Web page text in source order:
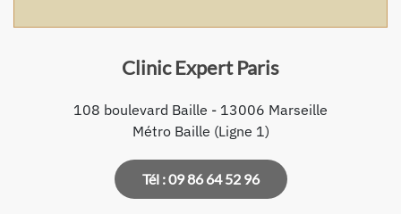
Clinic Expert Paris
108 boulevard Baille - 13006 Marseille
Métro Baille (Ligne 1)
Tél : 09 86 64 52 96